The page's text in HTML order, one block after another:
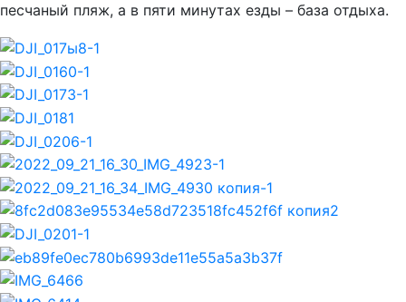
песчаный пляж, а в пяти минутах езды – база отдыха.